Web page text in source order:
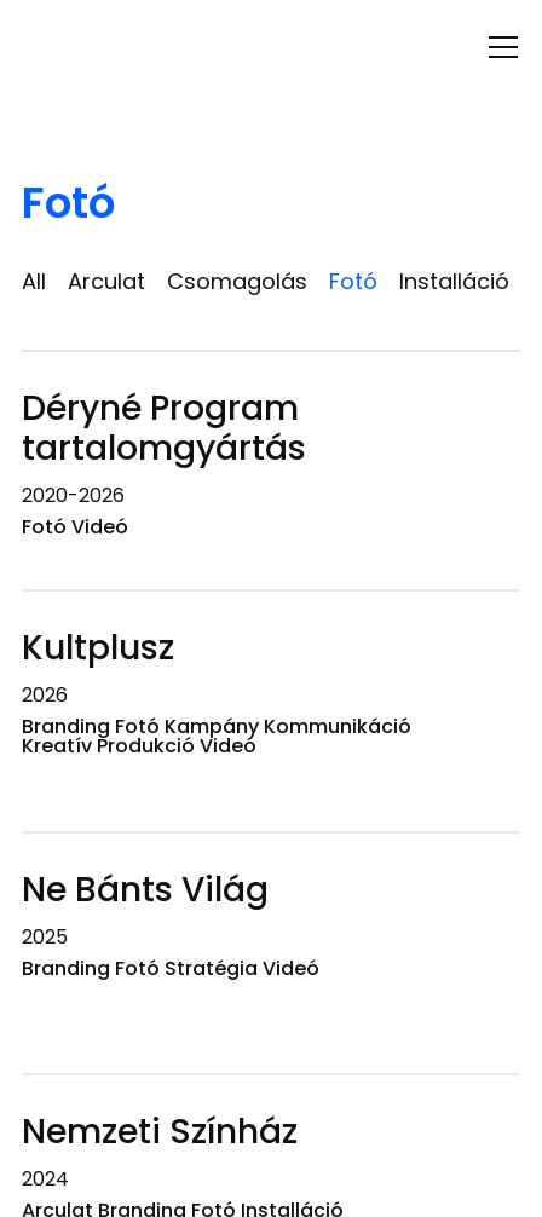
Info
Fotó
All Arculat Csomagolás Fotó Installáció
Déryné Program
tartalomgyártás
2020-2026
Fotó Videó
Kultplusz
2026
Branding Fotó Kampány Kommunikáció
Kreatív Produkció Videó
Ne Bánts Világ
2025
Branding Fotó Stratégia Videó
Nemzeti Színház
2024
Arculat Branding Fotó Installáció